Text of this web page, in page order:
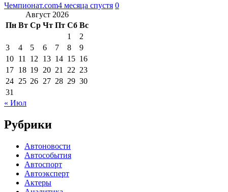
Чемпионат.com4 месяца спустя 0
Август 2026
Пн Вт Ср Чт Пт Сб Вс
1
2
3
4 5 6 7 8
9
10 11 12 13 14 15 16
17 18 19 20 21 22 23
24 25 26 27 28 29 30
31
« Июл
Рубрики
Автоновости
Автособытия
Автоспорт
Автоэксперт
Актеры